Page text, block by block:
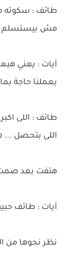
طائف : سكوته
مش بيستسلم
آيات : يعني
يعملنا حاجة
طائف : اللى
اللى بتحصل
هتفت بعد
آيات : طائف
نظر نحوها من